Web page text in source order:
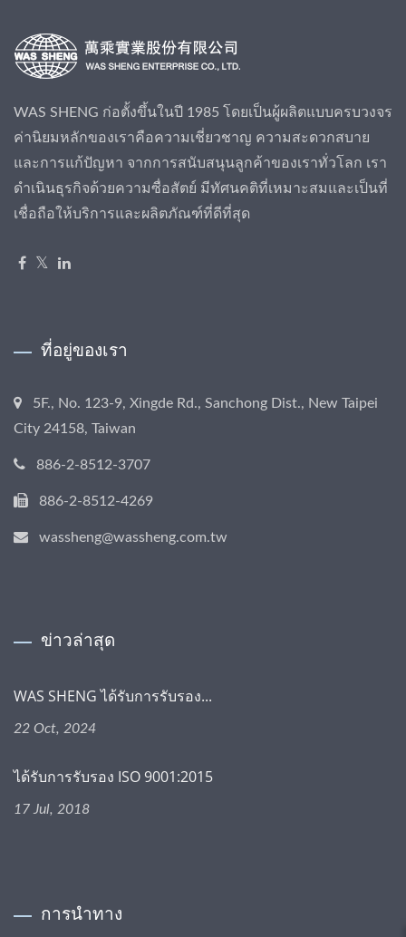
WAS SHENG ก่อตั้งขึ้นในปี 1985 โดยเป็นผู้ผลิตแบบครบวงจร
ค่านิยมหลักของเราคือความเชี่ยวชาญ ความสะดวกสบาย
และการแก้ปัญหา จากการสนับสนุนลูกค้าของเราทั่วโลก เรา
ดำเนินธุรกิจด้วยความซื่อสัตย์ มีทัศนคติที่เหมาะสมและเป็นที่
เชื่อถือให้บริการและผลิตภัณฑ์ที่ดีที่สุด
ที่อยู่ของเรา
5F., No. 123-9, Xingde Rd., Sanchong Dist., New Taipei
City 24158, Taiwan
886-2-8512-3707
886-2-8512-4269
wassheng@wassheng.com.tw
ข่าวล่าสุด
WAS SHENG ได้รับการรับรอง...
22 Oct, 2024
ได้รับการรับรอง ISO 9001:2015
17 Jul, 2018
การนำทาง